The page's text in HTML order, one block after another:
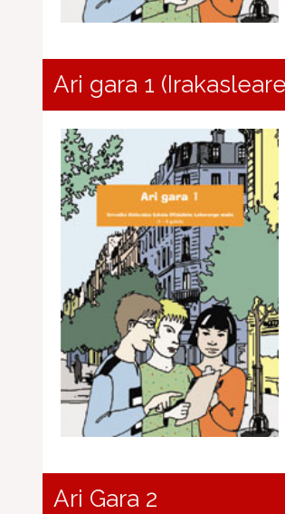
Ari gara 1
Ari Gara 2